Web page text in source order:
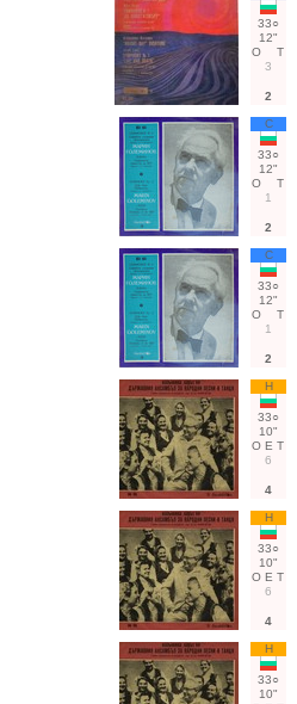
33○
12"
О
Т
3
2
С
33○
12"
О
Т
1
2
С
33○
12"
О
Т
1
2
Н
33○
10"
О Е Т
6
4
Н
33○
10"
О Е Т
6
4
Н
33○
10"